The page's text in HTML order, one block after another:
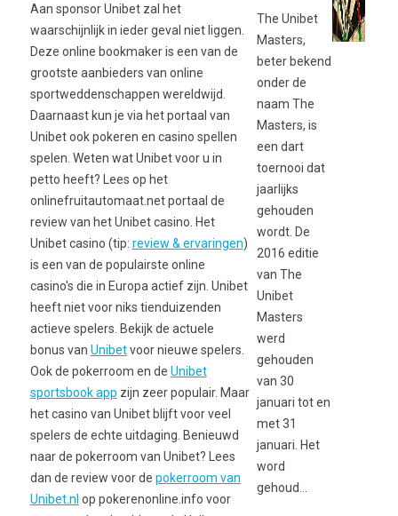
Aan sponsor Unibet zal het
waarschijnlijk in ieder geval niet liggen.
Deze online bookmaker is een van de
grootste aanbieders van online
sportweddenschappen wereldwijd.
Daarnaast kun je via het portaal van
Unibet ook pokeren en casino spellen
spelen. Weten wat Unibet voor u in
petto heeft? Lees op het
onlinefruitautomaat.net portaal de
review van het Unibet casino. Het
Unibet casino (tip: review & ervaringen)
is een van de populairste online
casino's die in Europa actief zijn. Unibet
heeft niet voor niks tienduizenden
actieve spelers. Bekijk de actuele
bonus van Unibetvoor nieuwe spelers.
Ook de pokerroom en de Unibet
sportsbook app zijn zeer populair. Maar
het casino van Unibet blijft voor veel
spelers de echte uitdaging. Benieuwd
naar de pokerroom van Unibet? Lees
dan de review voor de pokerroom van
Unibet.nl op pokerenonline.info voor
The Unibet
Masters,
beter bekend
onder de
naam The
Masters, is
een dart
toernooi dat
jaarlijks
gehouden
wordt. De
2016 editie
van The
Unibet
Masters
werd
gehouden
van 30
januari tot en
met 31
januari. Het
word
gehoud...